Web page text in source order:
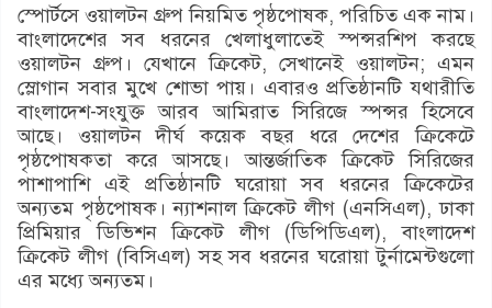
স্পোর্টসে ওয়ালটন গ্রুপ নিয়মিত পৃষ্ঠপোষক, পরিচিত এক নাম।
বাংলাদেশের সব ধরনের খেলাধুলাতেই স্পন্সরশিপ করছে
ওয়ালটন গ্রুপ। যেখানে ক্রিকেট, সেখানেই ওয়ালটন; এমন
স্লোগান সবার মুখে শোভা পায়। এবারও প্রতিষ্ঠানটি যথারীতি
বাংলাদেশ-সংযুক্ত আরব আমিরাত সিরিজে স্পন্সর হিসেবে
আছে। ওয়ালটন দীর্ঘ কয়েক বছর ধরে দেশের ক্রিকেটে
পৃষ্ঠপোষকতা করে আসছে। আন্তর্জাতিক ক্রিকেট সিরিজের
পাশাপাশি এই প্রতিষ্ঠানটি ঘরোয়া সব ধরনের ক্রিকেটের
অন্যতম পৃষ্ঠপোষক। ন্যাশনাল ক্রিকেট লীগ (এনসিএল), ঢাকা
প্রিমিয়ার ডিভিশন ক্রিকেট লীগ (ডিপিডিএল), বাংলাদেশ
ক্রিকেট লীগ (বিসিএল) সহ সব ধরনের ঘরোয়া টুর্নামেন্টগুলো
এর মধ্যে অন্যতম।